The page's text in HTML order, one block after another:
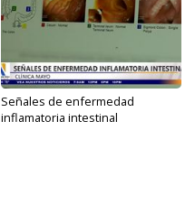
Señales de enfermedad
inflamatoria intestinal